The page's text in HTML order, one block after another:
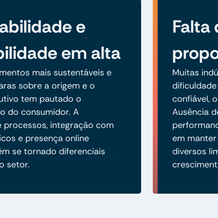
e
em alta
mais sustentáveis e
sobre a origem e o
tem pautado o
do consumidor. A
processos, integração com
e presença online
se tornado diferenciais
setor.
Falta
Muitas
confiável,
Ausência
em
diversos